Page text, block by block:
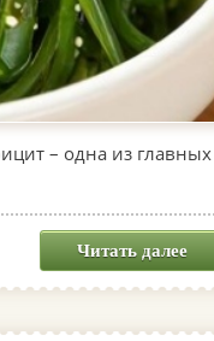
– одна из главных
Читать далее